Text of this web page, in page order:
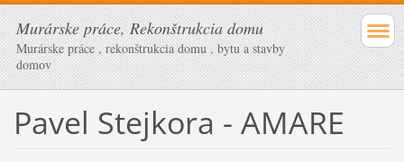
Murárske práce, Rekonštrukcia domu
Murárske práce , rekonštrukcia domu , bytu a stavby
domov
Pavel Stejkora - AMARE